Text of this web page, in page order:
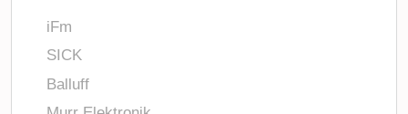
iFm
SICK
Balluff